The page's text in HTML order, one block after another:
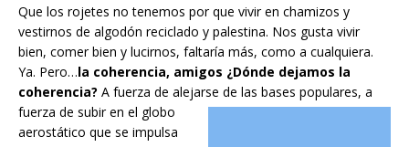
Que los rojetes no tenemos por que vivir en chamizos y
vestirnos de algodón reciclado y palestina. Nos gusta vivir
bien, comer bien y lucirnos, faltaría más, como a cualquiera.
Ya. Pero…la coherencia, amigos ¿Dónde dejamos la
coherencia? A fuerza de alejarse de las bases populares, a
fuerza de subir en el globo
aerostático que se impulsa